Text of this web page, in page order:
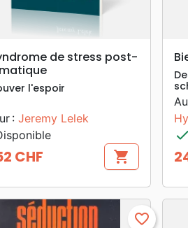
search APERÇU RAPIDE
de stress post-
l'espoir
: Jeremy Lelek
CHF shopping_cart
check
favorite_border